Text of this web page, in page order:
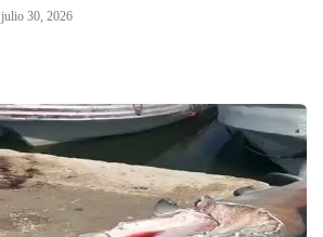
julio 30, 2026